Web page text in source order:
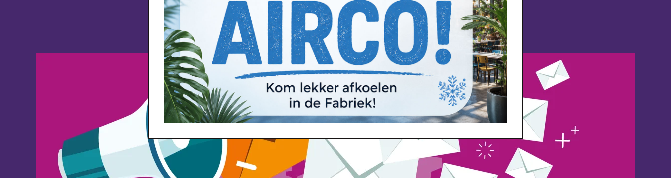
Wil je geen nieuwtje missen? Meld je aan voor onze nieuwsbrief
en ontvang de laatste updates en deals rechtstreeks in je inbox!